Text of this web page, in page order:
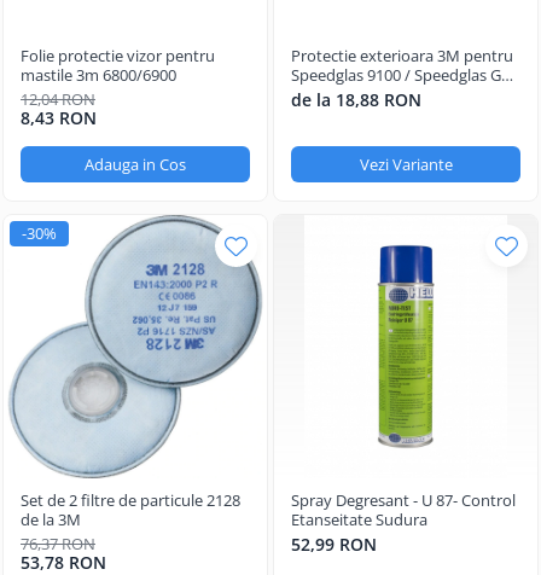
Folie protectie vizor pentru
mastile 3m 6800/6900
12,04 RON
8,43 RON
Adauga in Cos
Protectie exterioara 3M pentru
Speedglas 9100 / Speedglas G5-
01, G5-03
de la 18,88 RON
Vezi Variante
-30%
Set de 2 filtre de particule 2128
de la 3M
76,37 RON
53,78 RON
Spray Degresant - U 87- Control
Etanseitate Sudura
52,99 RON